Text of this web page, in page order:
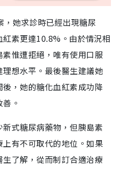
，她求診時已經出現糖尿
素更達10.8%。由於情況相
惟遭拒絕，唯有使用口服
想水平。最後醫生建議她
，她的糖化血紅素成功降
。
式糖尿病藥物，但胰島素
有不可取代的地位。如果
了解，從而制訂合適治療